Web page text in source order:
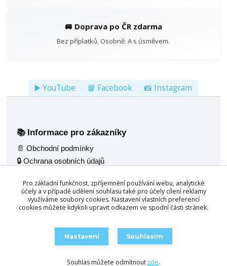
🚐 Doprava po ČR zdarma
Bez příplatků. Osobně. A s úsměvem.
▶️ YouTube 📘 Facebook 📸 Instagram
📚 Informace pro zákazníky
📄 Obchodní podmínky
🔒 Ochrana osobních údajů
🖼️ Fotogalerie
🌟 Reference
💬 Poradenský servis
🎱 Kulečník jídelní 2v1
Pro základní funkčnost, zpříjemnění používání webu, analytické
účely a v případě udělení souhlasu také pro účely cílení reklamy
využíváme soubory cookies. Nastavení vlastních preferencí
cookies můžete kdykoli upravit odkazem ve spodní části stránek.
Nastavení Souhlasím
Souhlas můžete odmítnout zde.